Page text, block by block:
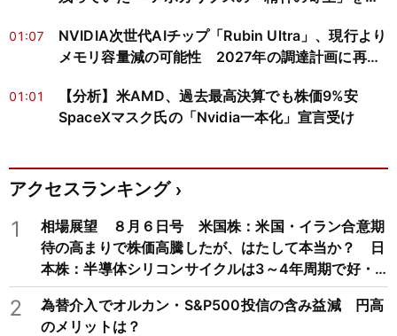
01:07
NVIDIA次世代AIチップ「Rubin Ultra」、現行より
メモリ容量減の可能性 2027年の調達計画に再検
01:01
【分析】米AMD、過去最高決算でも株価9%安
SpaceXマスク氏の「Nvidia一本化」宣言受け
アクセスランキング
1
相場展望 ８月６日号 米国株：米国・イラン合意期
待の高まりで株価高騰したが、はたして本当か？ 日
本株：半導体シリコンサイクルは3～4年周期で好・
不況を繰り返すため注意
2
為替介入でオルカン・S&P500投信の含み益減 円高
のメリットは？